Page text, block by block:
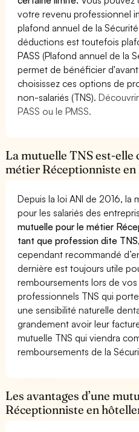
votre revenu professionnel
plafond annuel de la
déductions est toutefois
PASS (Plafond annuel de la
permet de bénéficier
choisissez ces options de
non-salariés (TNS).
PASS ou le PMSS.
La mutuelle TNS est-elle
métier Réceptionniste en
Depuis la loi ANI de 2016, la
pour les salariés des
mutuelle pour le métier
tant que profession dite
cependant recommandé
dernière est toujours utile
remboursements lors de
professionnels TNS qui
une sensibilité naturelle
grandement avoir leur
mutuelle TNS qui viendra
remboursements de la
Les avantages d’une
Réceptionniste en